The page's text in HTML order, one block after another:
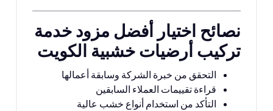
نصائح اختيار أفضل مزود خدمة
تركيب أرضيات خشبية الكويت
التحقق من خبرة الشركة وسابقة أعمالها
قراءة تقييمات العملاء السابقين
التأكد من استخدام أنواع خشب عالية